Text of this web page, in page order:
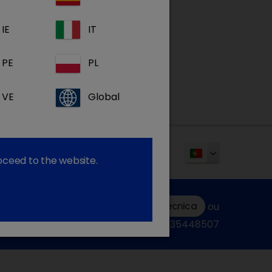
Submeter uma consulta técnica
ou
ligue:+34935448507
IE IT
PE PL
VE Global
to the website.